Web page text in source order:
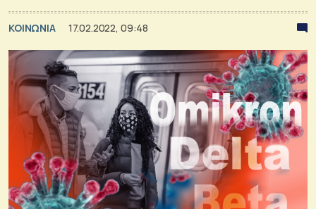
ΚΟΙΝΩΝΙΑ 17.02.2022, 09:48